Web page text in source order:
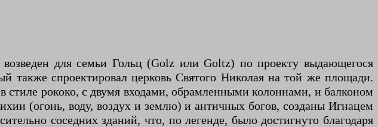
для семьи Гольц (Golz или Goltz) по проекту выдающегося
также спроектировал церковь Святого Николая на той же площади.
рококо, с двумя входами, обрамленными колоннами, и балконом
(огонь, воду, воздух и землю) и античных богов, созданы Игнацем
соседних зданий, что, по легенде, было достигнуто благодаря